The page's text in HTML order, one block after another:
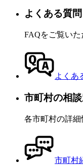
よくある質
FAQをご覧いた
よくあ
市町村の相
各市町村の詳細
市町村